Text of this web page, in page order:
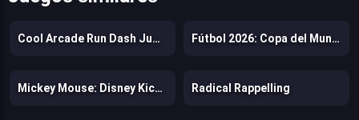
Cool Arcade Run Dash Jump Game Fútbol 2026: Copa del Mundo
Mickey Mouse: Disney Kickoff Radical Rappelling